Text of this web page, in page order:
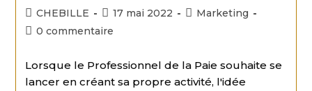
CHEBILLE 17 mai 2022
Marketing
0 commentaire
Lorsque le Professionnel de la Paie souhaite se
lancer en créant sa propre activité, l'idée